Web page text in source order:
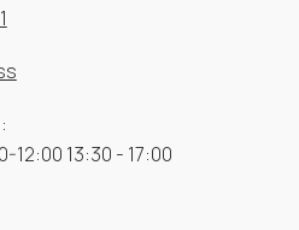
12:00 13:30 - 17:00